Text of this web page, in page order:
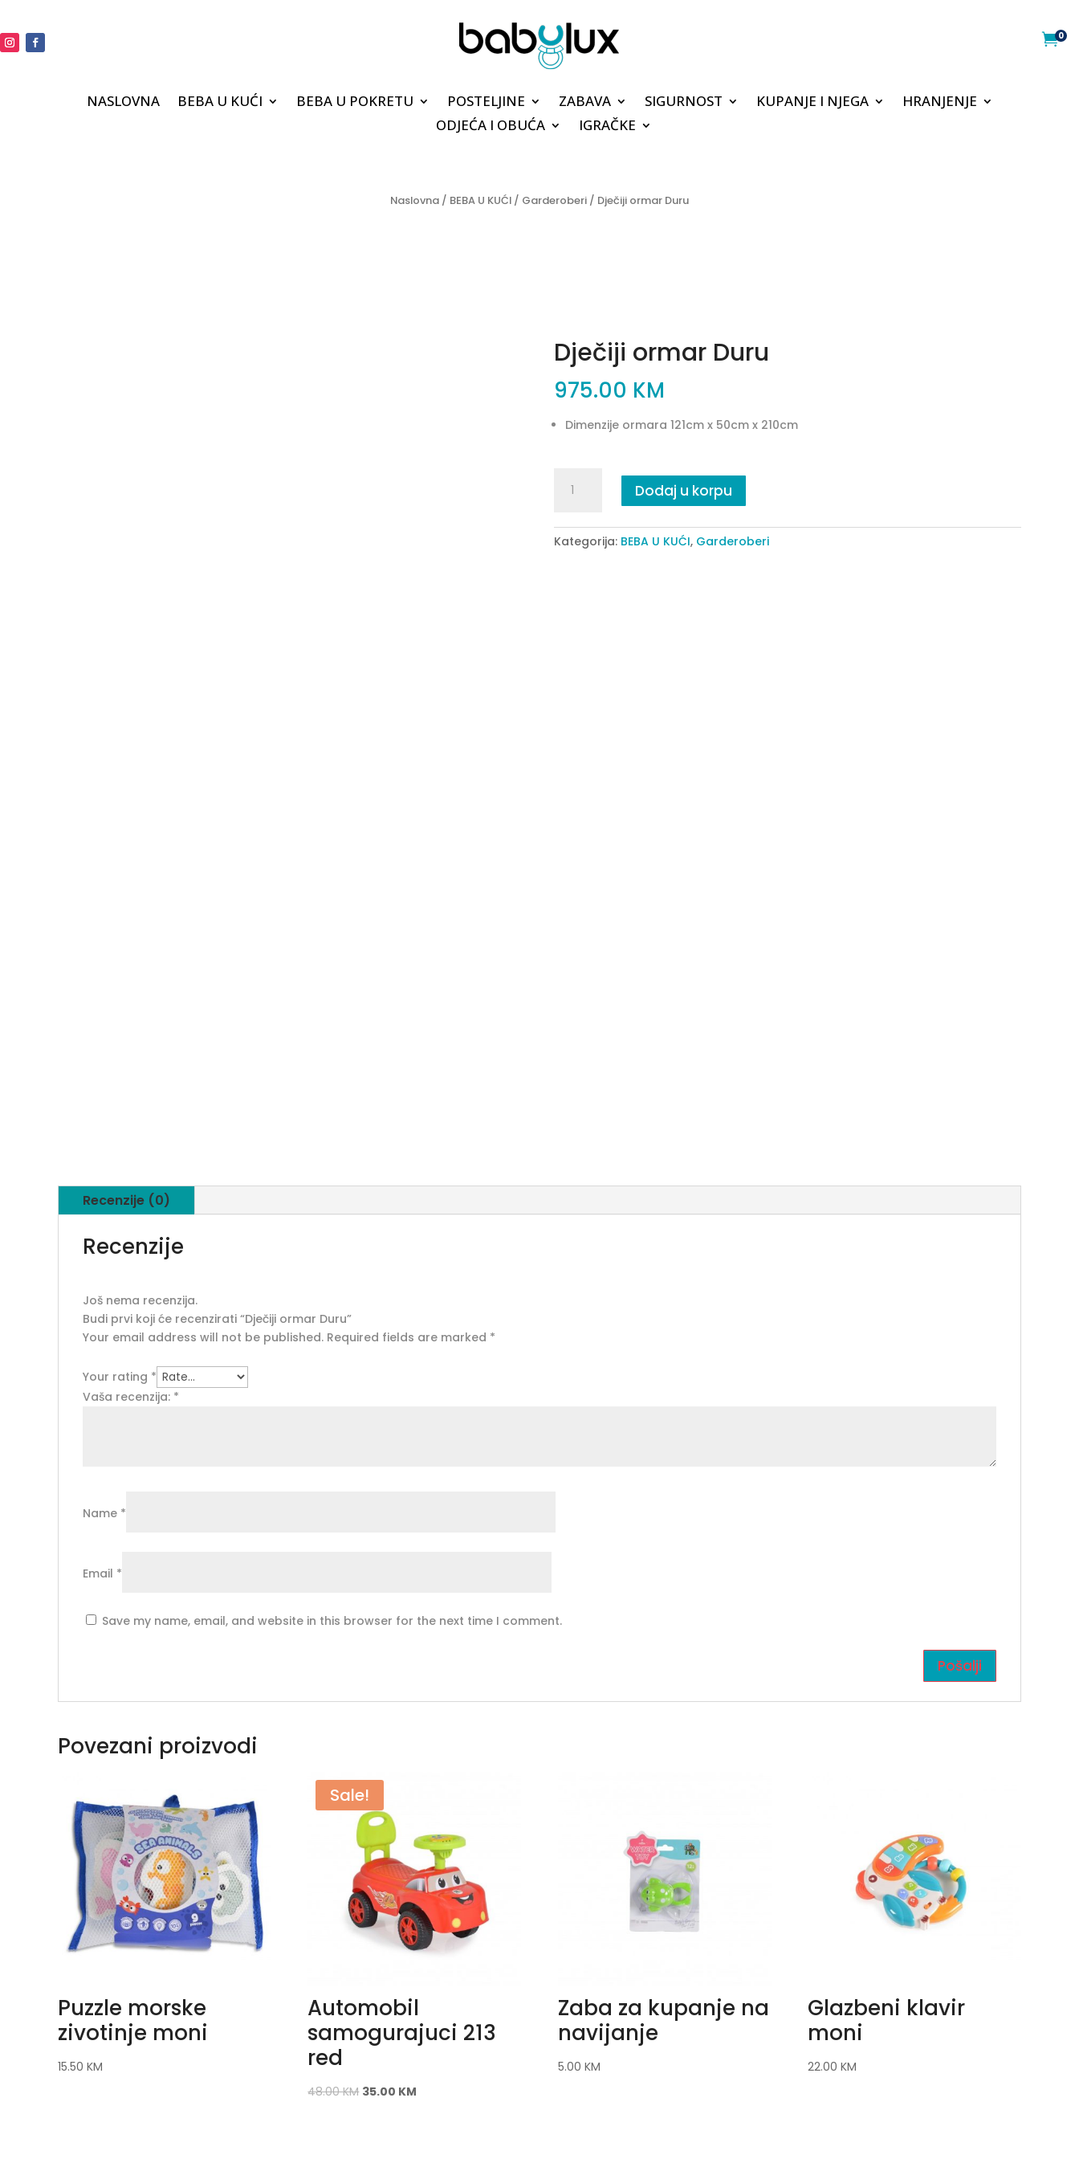
0
NASLOVNA BEBA U KUĆI BEBA U POKRETU POSTELJINE ZABAVA SIGURNOST KUPANJE I NJEGA
HRANJENJE
ODJEĆA I OBUĆA
IGRAČKE
Naslovna / BEBA U KUĆI / Garderoberi / Dječiji ormar Duru
Dječiji ormar Duru
975.00 KM
Dimenzije ormara 121cm x 50cm x 210cm
ormar
quantity
Dodaj u korpu
Kategorija: BEBA U KUĆI, Garderoberi
Recenzije (0)
Recenzije
Još nema recenzija.
Budi prvi koji će recenzirati “Dječiji ormar Duru”
Your email address will not be published. Required fields are marked *
Your rating *
Vaša recenzija: *
Name *
Email *
Save my name, email, and website in this browser for the next time I comment.
Povezani proizvodi
Puzzle morske
zivotinje moni
15.50 KM
Sale!
Automobil
samogurajuci 213
red
48.00KM 35.00 KM
Zaba za kupanje na
navijanje
5.00 KM
Glazbeni klavir
moni
22.00KM